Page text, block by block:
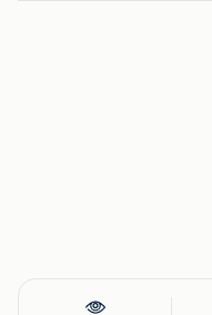
Onze service